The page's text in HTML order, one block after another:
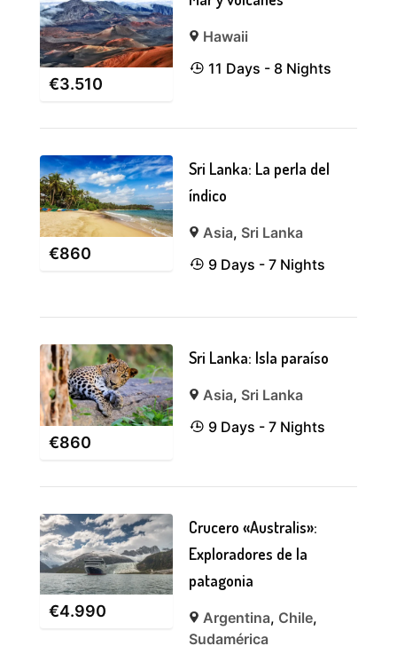
€3.510
Hawaii
11 Days - 8 Nights
€860
Sri Lanka: La perla del
índico
Asia, Sri Lanka
9 Days - 7 Nights
€860
Sri Lanka: Isla paraíso
Asia, Sri Lanka
9 Days - 7 Nights
€4.990
Crucero «Australis»:
Exploradores de la
patagonia
Argentina, Chile,
Sudamérica